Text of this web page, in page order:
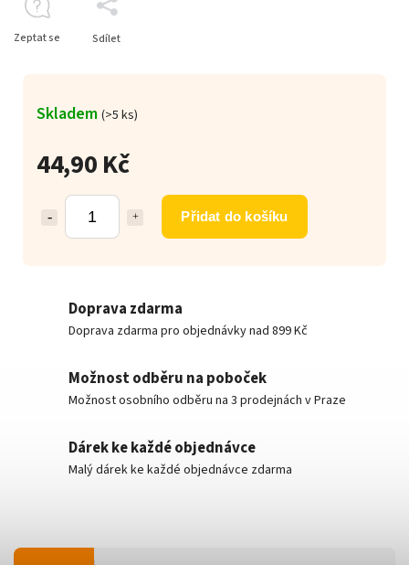
44,90 Kč
Přidat do košíku
Skladem (>5 ks)
Zeptat se Sdílet
Doprava zdarma
Doprava zdarma pro objednávky nad 899 Kč
Možnost odběru na poboček
Možnost osobního odběru na 3 prodejnách v Praze
Dárek ke každé objednávce
Malý dárek ke každé objednávce zdarma